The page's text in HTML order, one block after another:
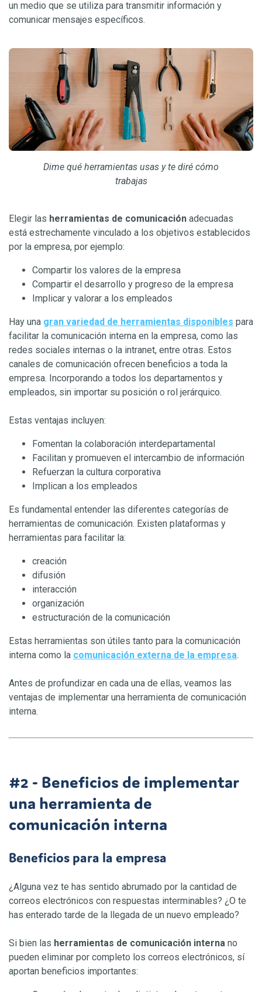
un medio que se utiliza para transmitir información y
comunicar mensajes específicos.
Dime qué herramientas usas y te diré cómo
trabajas
Elegir las herramientas de comunicación adecuadas
está estrechamente vinculado a los objetivos establecidos
por la empresa, por ejemplo:
Compartir los valores de la empresa
Compartir el desarrollo y progreso de la empresa
Implicar y valorar a los empleados
Hay una gran variedad de herramientas disponibles para
facilitar la comunicación interna en la empresa, como las
redes sociales internas o la intranet, entre otras. Estos
canales de comunicación ofrecen beneficios a toda la
empresa. Incorporando a todos los departamentos y
empleados, sin importar su posición o rol jerárquico.
Estas ventajas incluyen:
Fomentan la colaboración interdepartamental
Facilitan y promueven el intercambio de información
Refuerzan la cultura corporativa
Implican a los empleados
Es fundamental entender las diferentes categorías de
herramientas de comunicación. Existen plataformas y
herramientas para facilitar la:
creación
difusión
interacción
organización
estructuración de la comunicación
Estas herramientas son útiles tanto para la comunicación
interna como la comunicación externa de la empresa.
Antes de profundizar en cada una de ellas, veamos las
ventajas de implementar una herramienta de comunicación
interna.
#2 - Beneficios de implementar
una herramienta de
comunicación interna
Beneficios para la empresa
¿Alguna vez te has sentido abrumado por la cantidad de
correos electrónicos con respuestas interminables? ¿O te
has enterado tarde de la llegada de un nuevo empleado?
Si bien las herramientas de comunicación interna no
pueden eliminar por completo los correos electrónicos, sí
aportan beneficios importantes: